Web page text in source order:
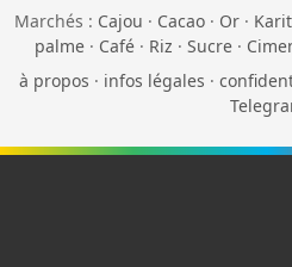
Marchés : Cajou · Cacao · Or ·
palme· Café· Riz · Sucre·
à propos · infos légales ·